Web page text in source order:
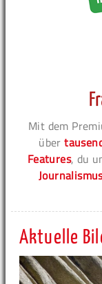
Mit dem
über
Features, du
Aktuelle